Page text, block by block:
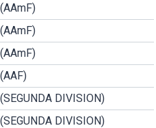
DIVISION)
DIVISION)